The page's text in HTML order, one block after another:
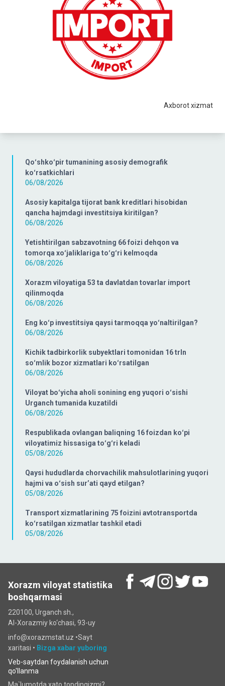
Qoʻshkoʻpir tumanining asosiy demografik
koʻrsatkichlari
06/08/2026
Asosiy kapitalga tijorat bank kreditlari hisobidan
qancha hajmdagi investitsiya kiritilgan?
06/08/2026
Yetishtirilgan sabzavotning 66 foizi dehqon va
tomorqa xoʻjaliklariga toʻgʻri kelmoqda
06/08/2026
Xorazm viloyatiga 53 ta davlatdan tovarlar import
qilinmoqda
06/08/2026
Eng koʻp investitsiya qaysi tarmoqqa yoʻnaltirilgan?
06/08/2026
Kichik tadbirkorlik subyektlari tomonidan 16 trln
soʻmlik bozor xizmatlari koʻrsatilgan
06/08/2026
Viloyat boʻyicha aholi sonining eng yuqori oʻsishi
Urganch tumanida kuzatildi
06/08/2026
Respublikada ovlangan baliqning 16 foizdan koʻpi
viloyatimiz hissasiga toʻgʻri keladi
05/08/2026
Qaysi hududlarda chorvachilik mahsulotlarining yuqori
hajmi va oʻsish surʼati qayd etilgan?
05/08/2026
Transport xizmatlarining 75 foizini avtotransportda
koʻrsatilgan xizmatlar tashkil etadi
05/08/2026
Axborot xizmat
Xorazm viloyat statistika
boshqarmasi
220100, Urganch sh.,
Al-Xorazmiy ko‘chаsi, 93-uy
info@xorazmstat.uz •Sayt
xaritasi • Bizga xabar yuboring
Veb-saytdan foydalanish uchun
qo'llanma